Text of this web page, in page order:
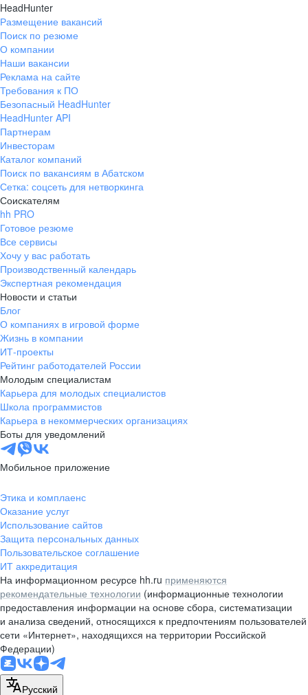
HeadHunter
Размещение вакансий
Поиск по резюме
О компании
Наши вакансии
Реклама на сайте
Требования к ПО
Безопасный HeadHunter
HeadHunter API
Партнерам
Инвесторам
Каталог компаний
Поиск по вакансиям в Абатском
Сетка: соцсеть для нетворкинга
Соискателям
hh PRO
Готовое резюме
Все сервисы
Хочу у вас работать
Производственный календарь
Экспертная рекомендация
Новости и статьи
Блог
О компаниях в игровой форме
Жизнь в компании
ИТ-проекты
Рейтинг работодателей России
Молодым специалистам
Карьера для молодых специалистов
Школа программистов
Карьера в некоммерческих организациях
Боты для уведомлений
Мобильное приложение
Этика и комплаенс
Оказание услуг
Использование сайтов
Защита персональных данных
Пользовательское соглашение
ИТ аккредитация
На информационном ресурсе hh.ru применяются
рекомендательные технологии (информационные технологии
предоставления информации на основе сбора, систематизации
и анализа сведений, относящихся к предпочтениям пользователей
сети «Интернет», находящихся на территории Российской
Федерации)
Русский